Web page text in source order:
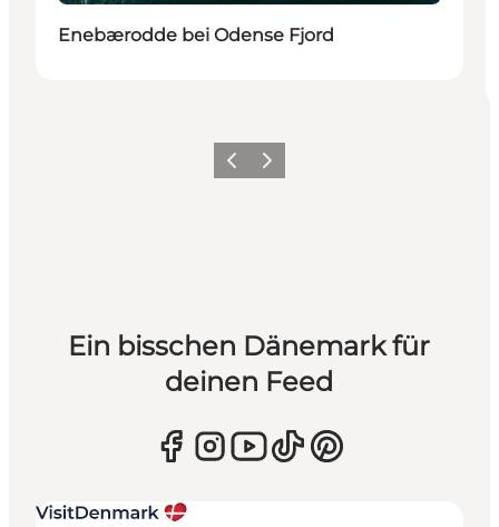
Enebærodde bei Odense Fjord
ZurückWeiter
Ein bisschen Dänemark für
deinen Feed